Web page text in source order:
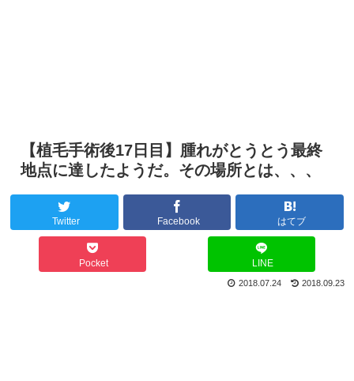
【植毛手術後17日目】腫れがとうとう最終
地点に達したようだ。その場所とは、、、
Twitter Facebook はてブ
Pocket LINE
2018.09.23
2018.07.24